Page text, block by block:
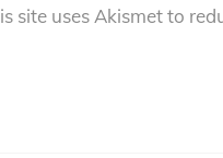
site uses Akismet to